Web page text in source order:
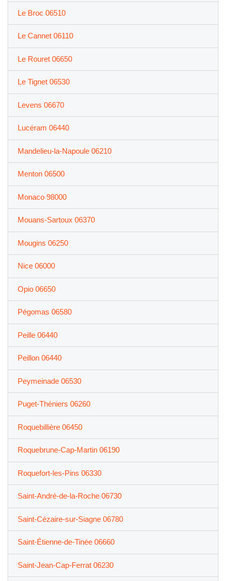
Le Broc 06510
Le Cannet 06110
Le Rouret 06650
Le Tignet 06530
Levens 06670
Lucéram 06440
Mandelieu-la-Napoule 06210
Menton 06500
Monaco 98000
Mouans-Sartoux 06370
Mougins 06250
Nice 06000
Opio 06650
Pégomas 06580
Peille 06440
Peillon 06440
Peymeinade 06530
Puget-Théniers 06260
Roquebillière 06450
Roquebrune-Cap-Martin 06190
Roquefort-les-Pins 06330
Saint-André-de-la-Roche 06730
Saint-Cézaire-sur-Siagne 06780
Saint-Étienne-de-Tinée 06660
Saint-Jean-Cap-Ferrat 06230